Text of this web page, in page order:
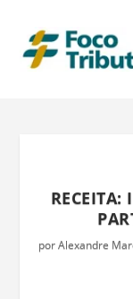
RECEITA:
porAlexandre